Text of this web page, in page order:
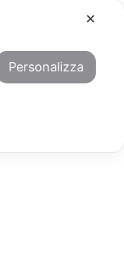
✕
Personalizza